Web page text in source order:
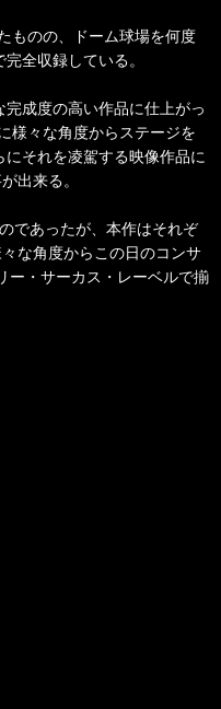
ものの、ドーム球場を何度
全収録している。
成度の高い作品に仕上がっ
様々な角度からステージを
それを凌駕する映像作品に
出来る。
であったが、本作はそれぞ
な角度からこの日のコンサ
ー・サーカス・レーベルで揃